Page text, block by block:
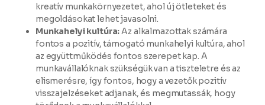
kreatív munkakörnyezetet, ahol új ötleteket és
megoldásokat lehet javasolni.
Munkahelyi kultúra: Az alkalmazottak számára
fontos a pozitív, támogató munkahelyi kultúra, ahol
az együttműködés fontos szerepet kap. A
munkavállalóknak szükségük van a tiszteletre és az
elismerésre, így fontos, hogy a vezetők pozitív
visszajelzéseket adjanak, és megmutassák, hogy